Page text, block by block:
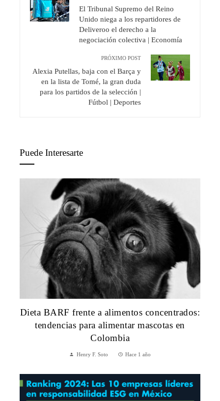
El Tribunal Supremo del Reino
Unido niega a los repartidores de
Deliveroo el derecho a la
negociación colectiva | Economía
PRÓXIMO POST
Alexia Putellas, baja con el Barça y
en la lista de Tomé, la gran duda
para los partidos de la selección |
Fútbol | Deportes
Puede Interesarte
Dieta BARF frente a alimentos concentrados:
tendencias para alimentar mascotas en
Colombia
Henry F. Soto Hace 1 año